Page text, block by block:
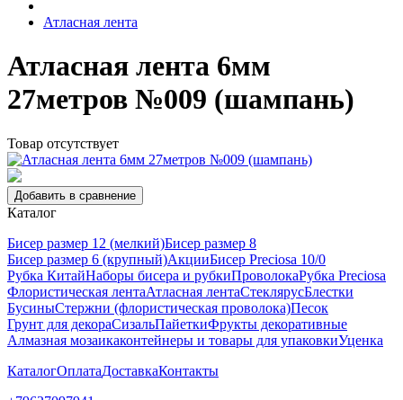
Атласная лента
Атласная лента 6мм
27метров №009 (шампань)
Товар отсутствует
Добавить в сравнение
Каталог
Бисер размер 12 (мелкий)Бисер размер 8
Бисер размер 6 (крупный)АкцииБисер Preciosa 10/0
Рубка КитайНаборы бисера и рубкиПроволокаРубка Preciosa
Флористическая лентаАтласная лентаСтеклярусБлестки
БусиныСтержни (флористическая проволока)Песок
Грунт для декораСизальПайеткиФрукты декоративные
Алмазная мозаикаконтейнеры и товары для упаковкиУценка
КаталогОплатаДоставкаКонтакты